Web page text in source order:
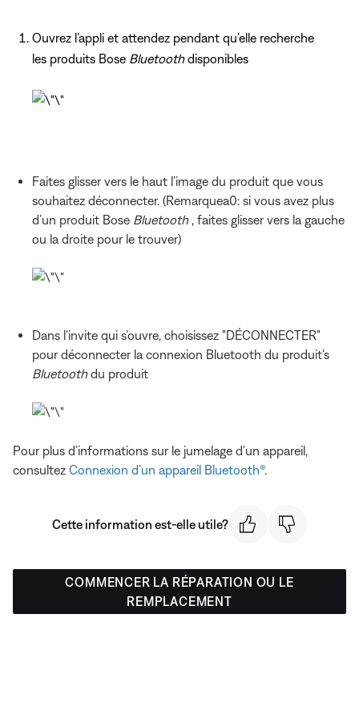
Ouvrez l’appli et attendez pendant qu’elle recherche
les produits Bose Bluetoothdisponibles
Faites glisser vers le haut l’image du produit que vous
souhaitez déconnecter. (Remarquea0: si vous avez plus
d’un produit Bose Bluetooth , faites glisser vers la gauche
ou la droite pour le trouver)
Dans l’invite qui s’ouvre, choisissez "DÉCONNECTER"
pour déconnecter la connexion Bluetooth du produit's
Bluetoothdu produit
Pour plus d’informations sur le jumelage d’un appareil,
consultez Connexion d’un appareil Bluetooth®.
Cette information est-elle utile?
COMMENCER LA RÉPARATION OU LE
REMPLACEMENT